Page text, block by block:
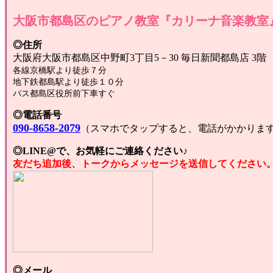
大阪市都島区のピアノ教室『カリーナ音楽教室
◎住所
大阪府大阪市都島区中野町3丁目5－30 毎日新聞都島店 3階
各線京橋駅より徒歩７分
地下鉄都島駅より徒歩１０分
バス都島区役所前下車すぐ
◎電話番号
090-8658-2079 （スマホでタップすると、電話がかかりま
◎LINE@で、お気軽にご連絡ください♪
友だち追加後、トークからメッセージを送信してください。
◎メール